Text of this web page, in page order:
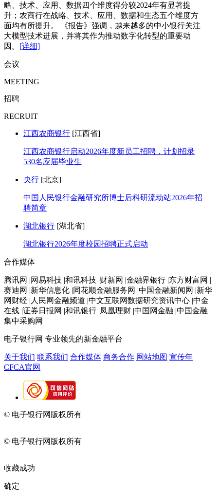
略、技术、应用、数据四个维度得分较2024年有显著提
升；农商行在战略、技术、应用、数据和生态五个维度方
面均有所提升。 《报告》强调，越来越多的中小银行关注
大模型技术进展，并将其作为推动数字化转型的重要动
因。 [详细]
会议
MEETING
招聘
RECRUIT
江西农商银行 [江西省]
江西农商银行启动2026年度新员工招聘，计划招录
530名应届毕业生
央行 [北京]
中国人民银行金融研究所博士后科研流动站2026年招
聘简章
湖北银行 [湖北省]
湖北银行2026年度校园招聘正式启动
合作媒体
腾讯网 |网易科技 |和讯科技 |财新网 |金融界银行 |东方财富网 |
赛迪网 |新华信息化 |同花顺金融服务网 |中国金融新闻网 |新华
网财经 |人民网金融频道 |中文互联网数据研究资讯中心 |中金
在线 |证券日报网 |和讯银行 |凤凰理财 |中国网金融 |中国金融
集中采购网
电子银行网 专业领先的新金融平台
关于我们 联系我们 合作媒体 商务合作 网站地图 宣传年
CFCA官网
© 电子银行网版权所有
© 电子银行网版权所有
收藏成功
确定